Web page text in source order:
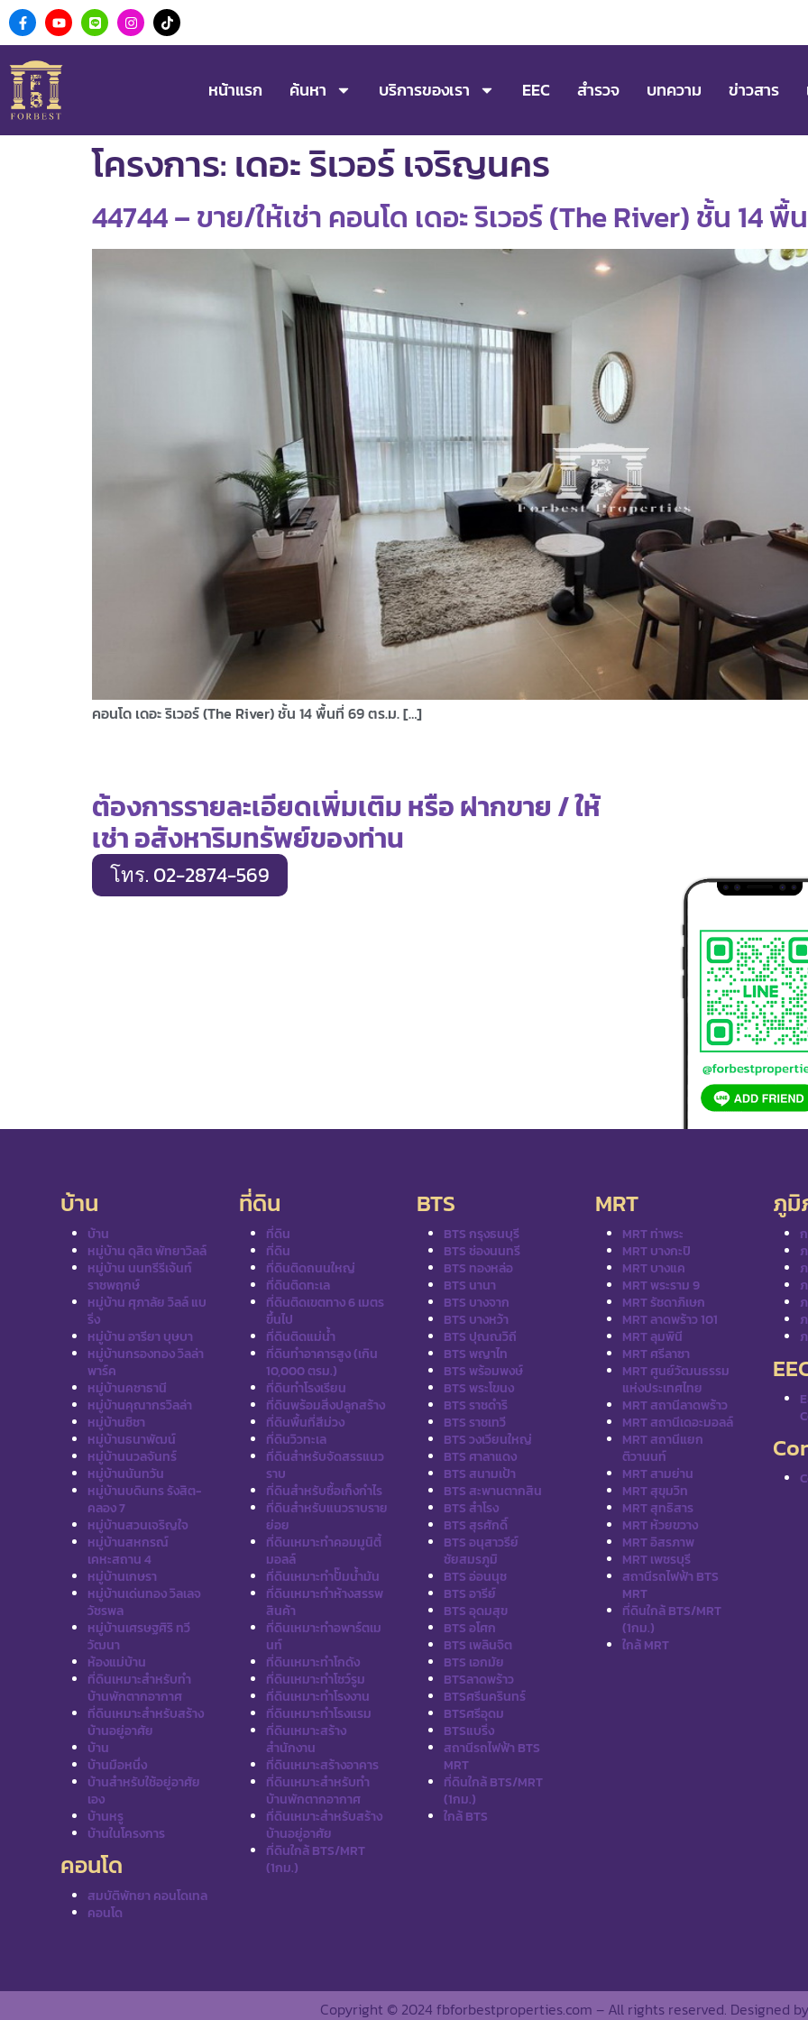
หน้าแรก ค้นหา บริการของเรา EEC สำรวจ บทความ ข่าวสาร
โครงการ: เดอะ ริเวอร์ เจริญนคร
44744 – ขาย/ให้เช่า คอนโด เดอะ ริเวอร์ (The River) ชั้น 14
คอนโด เดอะ ริเวอร์ (The River) ชั้น 14 พื้นที่ 69 ตร.ม. […]
ต้องการรายละเอียดเพิ่มเติม หรือ ฝากขาย / ให้
เช่า อสังหาริมทรัพย์ของท่าน
โทร. 02-2874-569
บ้าน
บ้าน
หมู่บ้าน ดุสิต พัทยาวิลล์
หมู่บ้าน นนทรีรีเจ้นท์
ราชพฤกษ์
หมู่บ้าน ศุภาลัย วิลล์ แบ
ริ่ง
หมู่บ้าน อารียา บุษบา
หมู่บ้านกรองทอง วิลล่า
พาร์ค
หมู่บ้านคชาธานี
หมู่บ้านคุณากรวิลล่า
หมู่บ้านชิชา
หมู่บ้านธนาพัฒน์
หมู่บ้านนวลจันทร์
หมู่บ้านนันทวัน
หมู่บ้านบดินทร รังสิต-
คลอง 7
หมู่บ้านสวนเจริญใจ
หมู่บ้านสหกรณ์
เคหะสถาน 4
หมู่บ้านเกษรา
หมู่บ้านเด่นทอง วิลเลจ
วัชรพล
หมู่บ้านเศรษฐศิริ ทวี
วัฒนา
ห้องแม่บ้าน
ที่ดินเหมาะสำหรับทำ
บ้านพักตากอากาศ
ที่ดินเหมาะสำหรับสร้าง
บ้านอยู่อาศัย
บ้าน
บ้านมือหนึ่ง
บ้านสำหรับใช้อยู่อาศัย
เอง
บ้านหรู
บ้านในโครงการ
คอนโด
สมบัติพัทยา คอนโดเทล
คอนโด
ที่ดิน
ที่ดิน
ที่ดิน
ที่ดินติดถนนใหญ่
ที่ดินติดทะเล
ที่ดินติดเขตทาง 6 เมตร
ขึ้นไป
ที่ดินติดแม่น้ำ
ที่ดินทำอาคารสูง (เกิน
10,000 ตรม.)
ที่ดินทำโรงเรียน
ที่ดินพร้อมสิ่งปลูกสร้าง
ที่ดินพื้นที่สีม่วง
ที่ดินวิวทะเล
ที่ดินสำหรับจัดสรรแนว
ราบ
ที่ดินสำหรับซื้อเก็งกำไร
ที่ดินสำหรับแนวราบราย
ย่อย
ที่ดินเหมาะทำคอมมูนิตี้
มอลล์
ที่ดินเหมาะทำปั๊มน้ำมัน
ที่ดินเหมาะทำห้างสรรพ
สินค้า
ที่ดินเหมาะทำอพาร์ตเม
นท์
ที่ดินเหมาะทำโกดัง
ที่ดินเหมาะทำโชว์รูม
ที่ดินเหมาะทำโรงงาน
ที่ดินเหมาะทำโรงแรม
ที่ดินเหมาะสร้าง
สำนักงาน
ที่ดินเหมาะสร้างอาคาร
ที่ดินเหมาะสำหรับทำ
บ้านพักตากอากาศ
ที่ดินเหมาะสำหรับสร้าง
บ้านอยู่อาศัย
ที่ดินใกล้ BTS/MRT
(1กม.)
BTS
BTS กรุงธนบุรี
BTS ช่องนนทรี
BTS ทองหล่อ
BTS นานา
BTS บางจาก
BTS บางหว้า
BTS ปุณณวิถี
BTS พญาไท
BTS พร้อมพงษ์
BTS พระโขนง
BTS ราชดำริ
BTS ราชเทวี
BTS วงเวียนใหญ่
BTS ศาลาแดง
BTS สนามเป้า
BTS สะพานตากสิน
BTS สำโรง
BTS สุรศักดิ์
BTS อนุสาวรีย์
ชัยสมรภูมิ
BTS อ่อนนุช
BTS อารีย์
BTS อุดมสุข
BTS อโศก
BTS เพลินจิต
BTS เอกมัย
BTSลาดพร้าว
BTSศรีนครินทร์
BTSศรีอุดม
BTSแบริ่ง
สถานีรถไฟฟ้า BTS
MRT
ที่ดินใกล้ BTS/MRT
(1กม.)
ใกล้ BTS
MRT
MRT ท่าพระ
MRT บางกะปิ
MRT บางแค
MRT พระราม 9
MRT รัชดาภิเษก
MRT ลาดพร้าว 101
MRT ลุมพินี
MRT ศรีลาซา
MRT ศูนย์วัฒนธรรม
แห่งประเทศไทย
MRT สถานีลาดพร้าว
MRT สถานีเดอะมอลล์
MRT สถานีแยก
ติวานนท์
MRT สามย่าน
MRT สุขุมวิท
MRT สุทธิสาร
MRT ห้วยขวาง
MRT อิสรภาพ
MRT เพชรบุรี
สถานีรถไฟฟ้า BTS
MRT
ที่ดินใกล้ BTS/MRT
(1กม.)
ใกล้ MRT
ภูมิ
Copyright © 2024 fbforbestproperties.com – All rights reserved. Designed